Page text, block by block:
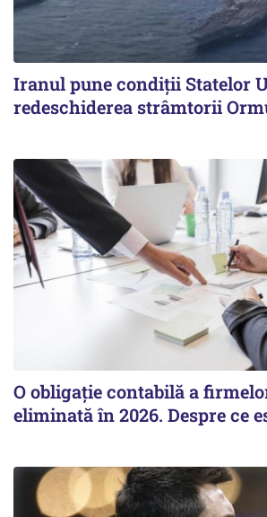
Iranul pune condiții Statelor
redeschiderea strâmtorii
O obligație contabilă a
eliminată în 2026. Despre ce